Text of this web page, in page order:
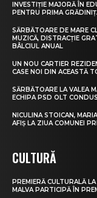
INVESTIȚIE MAJORĂ ÎN
PENTRU PRIMA
SĂRBĂTOARE DE MARE
MUZICĂ, DISTRACȚIE
BÂLCIUL ANUAL
UN NOU CARTIER
CASE NOI DIN ACEASTĂ
SĂRBĂTOARE LA VALEA
ECHIPA PSD OLT
NICULINA STOICAN,
AFIȘ LA ZIUA COMUNEI
CULTURĂ
PREMIERĂ CULTURALĂ
MALVA PARTICIPĂ ÎN